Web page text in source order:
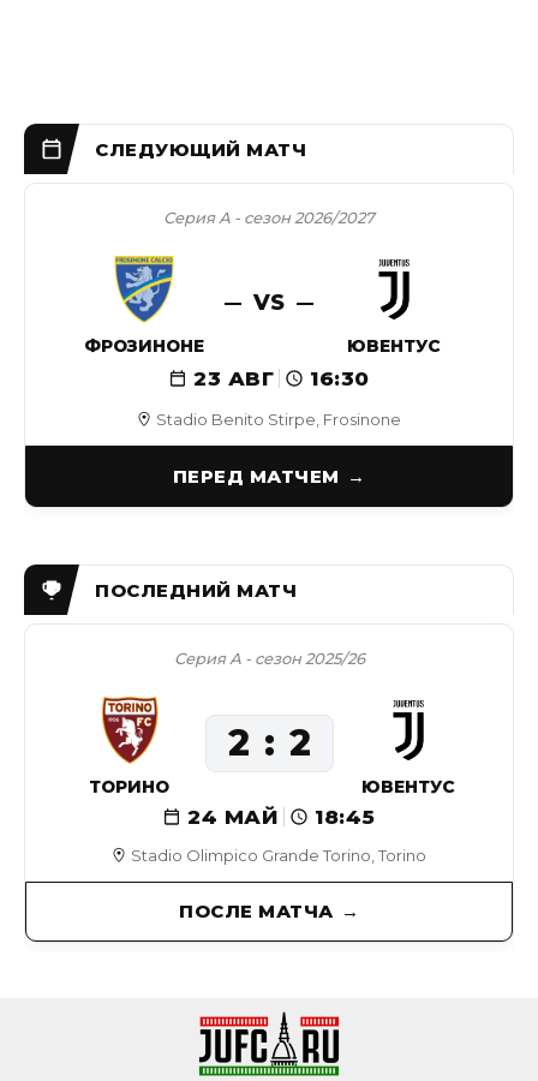
Stadio Benito Stirpe, Frosinone
Серия А - сезон 2026/2027
ФРОЗИНОНЕ
VS
ЮВЕНТУС
23 АВГ 16:30
ПЕРЕД МАТЧЕМ
Stadio Olimpico Grande Torino, Torino
Серия А - сезон 2025/26
24 МАЙ 18:45
ТОРИНО
2 2
ЮВЕНТУС
ПОСЛЕ МАТЧА